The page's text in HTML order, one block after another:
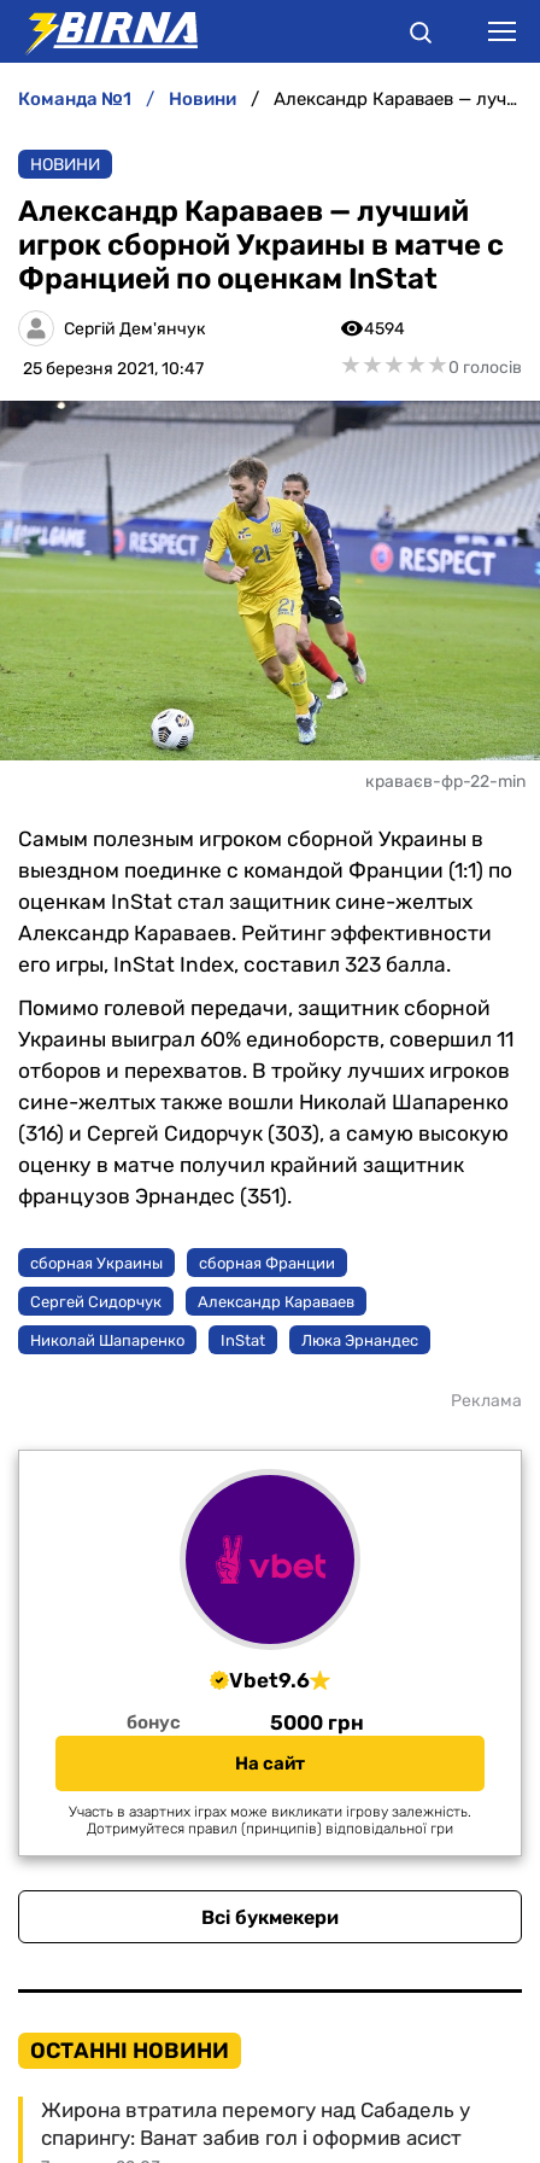
АНАЛІТИКА
ІНТЕРВ'Ю
РІЗНЕ
БУКМЕКЕРИ
команда №1 новини Александр Караваев — лучший игрок сборной Украины в матче с Францией по оценкам InStat
НОВИНИ
Александр Караваев — лучший
игрок сборной Украины в матче с
Францией по оценкам InStat
Сергій Дем'янчук
25 березня 2021, 10:47
4594
★★★★★
★★★★★0 голосів
краваєв-фр-22-min
Самым полезным игроком сборной Украины в
выездном поединке с командой Франции (1:1) по
оценкам InStat стал защитник сине-желтых
Александр Караваев. Рейтинг эффективности
его игры, InStat Index, составил 323 балла.
Помимо голевой передачи, защитник сборной
Украины выиграл 60% единоборств, совершил 11
отборов и перехватов. В тройку лучших игроков
сине-желтых также вошли Николай Шапаренко
(316) и Сергей Сидорчук (303), а самую высокую
оценку в матче получил крайний защитник
французов Эрнандес (351).
сборная Украины сборная Франции
Сергей Сидорчук Александр Караваев
Николай Шапаренко InStat Люка Эрнандес
Реклама
Vbet9.6
бонус 5000 грн
На сайт
Участь в азартних іграх може викликати ігрову залежність.
Дотримуйтеся правил (принципів) відповідальної гри
Всі букмекери
ОСТАННІ НОВИНИ
Жирона втратила перемогу над Сабадель у
спарингу: Ванат забив гол і оформив асист